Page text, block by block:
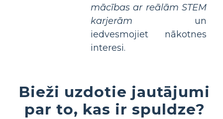
mācības ar reālām STEM
karjerām un
iedvesmojiet nākotnes
interesi.
Bieži uzdotie jautājumi
par to, kas ir spuldze?